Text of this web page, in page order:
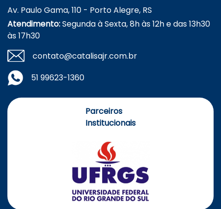
Av. Paulo Gama, 110 - Porto Alegre, RS
Atendimento:Segunda à Sexta, 8h às 12h e das 13h30
às 17h30
contato@catalisajr.com.br
51 99623-1360
Parceiros
Institucionais